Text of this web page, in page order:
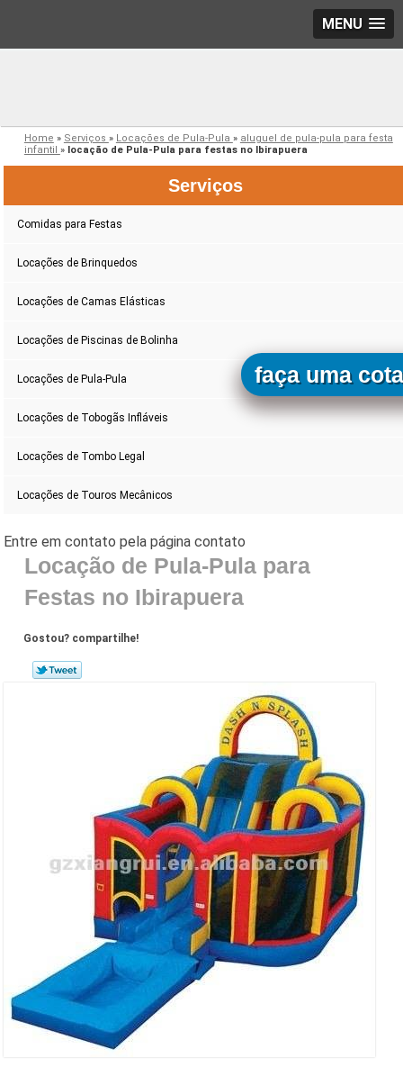
MENU
Home » Serviços » Locações de Pula-Pula » aluguel de pula-pula para festa
infantil » locação de Pula-Pula para festas no Ibirapuera
Serviços
Comidas para Festas
Locações de Brinquedos
Locações de Camas Elásticas
Locações de Piscinas de Bolinha
Locações de Pula-Pula
Locações de Tobogãs Infláveis
Locações de Tombo Legal
Locações de Touros Mecânicos
Locação de Pula-Pula para
Festas no Ibirapuera
Gostou? compartilhe!
faça uma